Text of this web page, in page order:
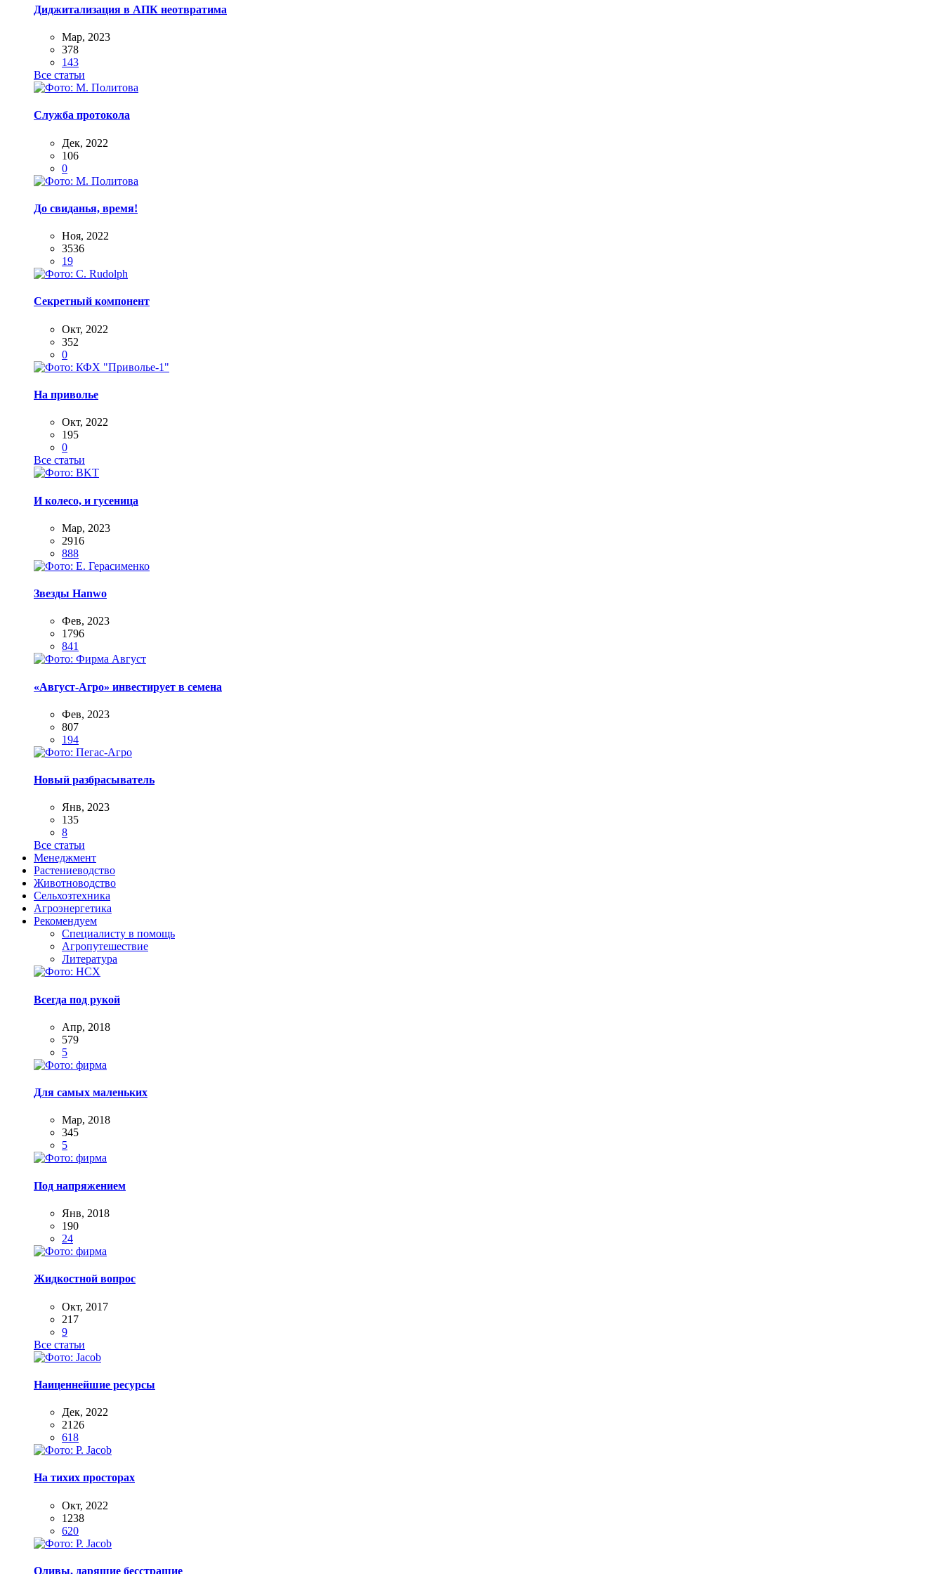
Диджитализация в АПК неотвратима
Мар, 2023
378
143
Все статьи
Служба протокола
Дек, 2022
106
0
До свиданья, время!
Ноя, 2022
3536
19
Секретный компонент
Окт, 2022
352
0
На приволье
Окт, 2022
195
0
Все статьи
И колесо, и гусеница
Мар, 2023
2916
888
Звезды Hanwo
Фев, 2023
1796
841
«Август-Агро» инвестирует в семена
Фев, 2023
807
194
Новый разбрасыватель
Янв, 2023
135
8
Все статьи
Менеджмент
Растениеводство
Животноводство
Сельхозтехника
Агроэнергетика
Рекомендуем
Специалисту в помощь
Агропутешествие
Литература
Всегда под рукой
Апр, 2018
579
5
Для самых маленьких
Мар, 2018
345
5
Под напряжением
Янв, 2018
190
24
Жидкостной вопрос
Окт, 2017
217
9
Все статьи
Наиценнейшие ресурсы
Дек, 2022
2126
618
На тихих просторах
Окт, 2022
1238
620
Оливы, дарящие бесстрашие